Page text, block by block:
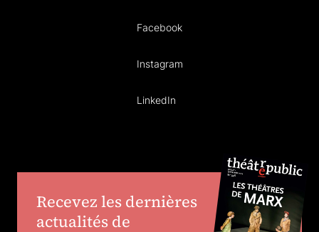
Facebook
Instagram
LinkedIn
Recevez les dernières
actualités de